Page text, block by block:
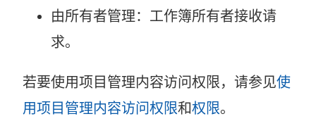
由所有者管理：工作簿所有者接收请
求。
若要使用项目管理内容访问权限，请参见使
用项目管理内容访问权限和权限。